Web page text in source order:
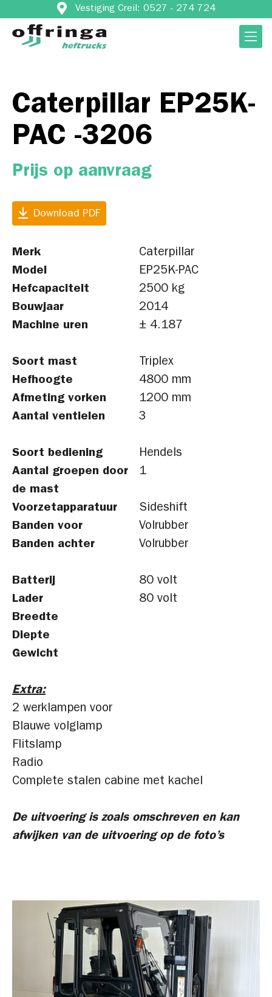
Vestiging Creil: 0527 - 274 724
Caterpillar EP25K-
PAC -3206
Prijs op aanvraag
Download PDF
Merk
Caterpillar
Model
EP25K-PAC
Hefcapaciteit
2500 kg
Bouwjaar
2014
Machine uren
± 4.187
Soort mast
Triplex
Hefhoogte
4800 mm
Afmeting vorken
1200 mm
Aantal ventielen
3
Soort bediening
Hendels
Aantal groepen door
de mast
1
Voorzetapparatuur
Sideshift
Banden voor
Volrubber
Banden achter
Volrubber
Batterij
80 volt
Lader
80 volt
Breedte
Diepte
Gewicht
Extra:
2 werklampen voor
Blauwe volglamp
Flitslamp
Radio
Complete stalen cabine met kachel
De uitvoering is zoals omschreven en kan
afwijken van de uitvoering op de foto’s